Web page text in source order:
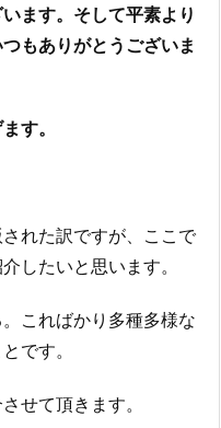
ます。そして平素より
もありがとうございま
す。
れた訳ですが、ここで
したいと思います。
こればかり多種多様な
です。
せて頂きます。